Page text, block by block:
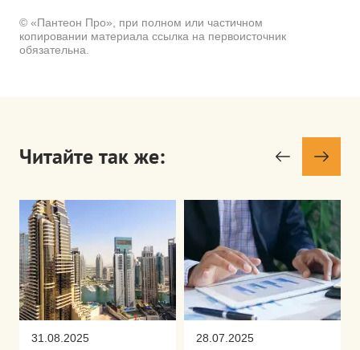
© «Пантеон Про», при полном или частичном
копировании материала ссылка на первоисточник
обязательна.
Читайте так же:
31.08.2025 28.07.2025